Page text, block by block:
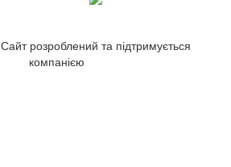
Сайт розроблений та підтримується
компанією